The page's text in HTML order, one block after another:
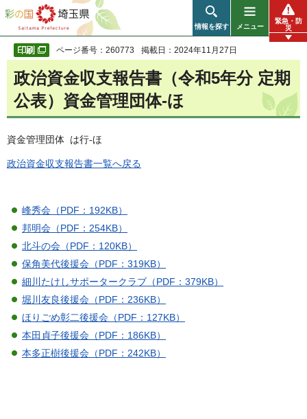
彩の国 埼玉県
情報を探す メニュー
緊急・防
災
ページ番号：260773 掲載日：2024年11月27日
政治資金収支報告書（令和5年分 定期
公表）資金管理団体-ほ
資金管理団体 は行-ほ
政治資金収支報告書一覧へ戻る
峰秀会（PDF：192KB）
邦明会（PDF：254KB）
北斗の会（PDF：120KB）
保角美代後援会（PDF：319KB）
細川たけしサポータークラブ（PDF：379KB）
堀川友良後援会（PDF：236KB）
ほりごめ彰二後援会（PDF：127KB）
本田貞子後援会（PDF：186KB）
本多正樹後援会（PDF：242KB）